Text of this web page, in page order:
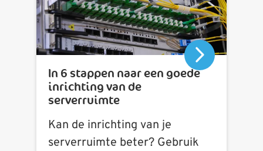
In 6 stappen naar een goede
inrichting van de
serverruimte
Kan de inrichting van je
serverruimte beter? Gebruik